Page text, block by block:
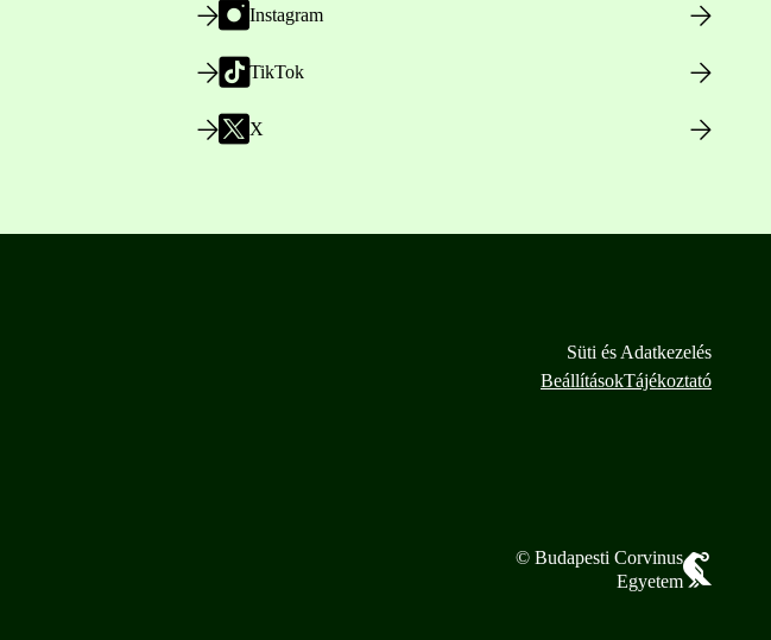
Instagram
TikTok
X
Süti és Adatkezelés
BeállításokTájékoztató
© Budapesti Corvinus
Egyetem